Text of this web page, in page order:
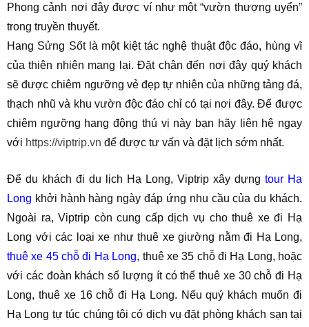
Phong cảnh nơi đây được ví như một “vườn thượng uyển”
trong truyền thuyết.
Hang Sửng Sốt là một kiệt tác nghệ thuật độc đáo, hùng vĩ
của thiên nhiên mang lại. Đặt chân đến nơi đây quý khách
sẽ được chiêm ngưỡng vẻ đẹp tự nhiên của những tảng đá,
thạch nhũ và khu vườn độc đáo chỉ có tại nơi đây. Để được
chiêm ngưỡng hang động thú vị này bạn hãy liên hệ ngay
với https://viptrip.vn để được tư vấn và đặt lịch sớm nhất.
Để du khách đi du lịch Hạ Long, Viptrip xây dựng tour Hạ
Long khởi hành hàng ngày đáp ứng nhu cầu của du khách.
Ngoài ra, Viptrip còn cung cấp dịch vụ cho thuê xe đi Hạ
Long với các loại xe như thuê xe giường nằm đi Hạ Long,
thuê xe 45 chỗ đi Hạ Long, thuê xe 35 chỗ đi Hạ Long, hoặc
với các đoàn khách số lượng ít có thể thuê xe 30 chỗ đi Hạ
Long, thuê xe 16 chỗ đi Hạ Long. Nếu quý khách muốn đi
Hạ Long tự túc chúng tôi có dịch vụ đặt phòng khách sạn tại